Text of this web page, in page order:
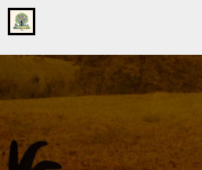
Go
to
home
onsgrotegezin.nl